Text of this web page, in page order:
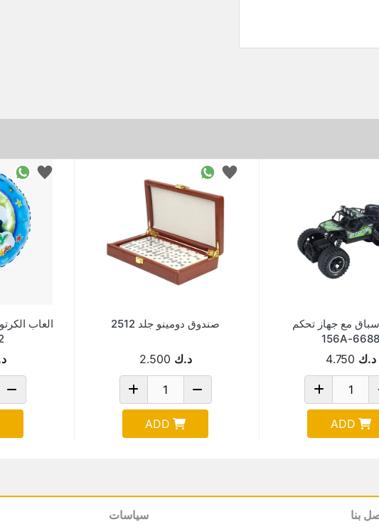
مع جهاز تحكم
6688-156A
د.ك 4.750
ADD
صندوق دومينو جلد 2512
د.ك 2.500
ADD
العاب
بنا سياسات